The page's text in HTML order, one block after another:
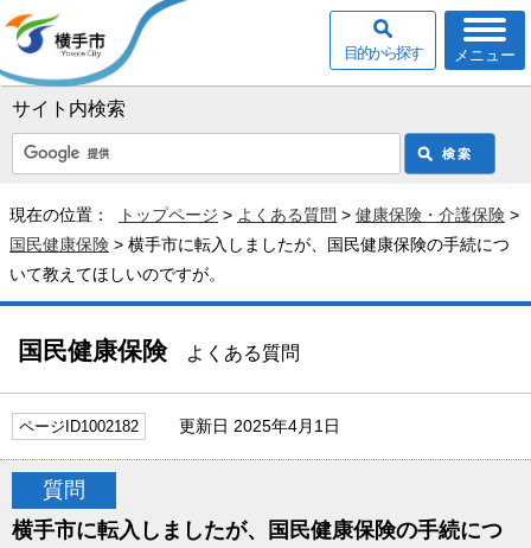
サイト内検索
メニュー
目的から探す
現在の位置： トップページ > よくある質問 > 健康保険・介護保険 >
国民健康保険 > 横手市に転入しましたが、国民健康保険の手続につ
いて教えてほしいのですが。
国民健康保険よくある質問
ページID1002182 更新日 2025年4月1日
質問
横手市に転入しましたが、国民健康保険の手続につ